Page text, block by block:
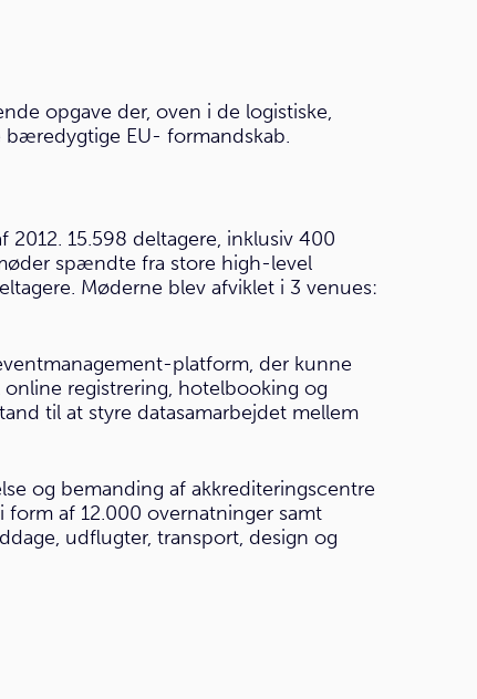
opgave der, oven i de logistiske,
EU- formandskab.
15.598 deltagere, inklusiv 400
spændte fra store high-level
Møderne blev afviklet i 3 venues:
platform, der kunne
registrering, hotelbooking og
til at styre datasamarbejdet mellem
og bemanding af akkrediteringscentre
af 12.000 overnatninger samt
udflugter, transport, design og